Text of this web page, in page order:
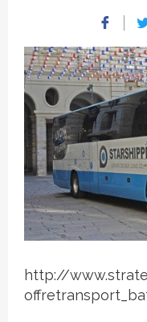
Crédit photo
http://